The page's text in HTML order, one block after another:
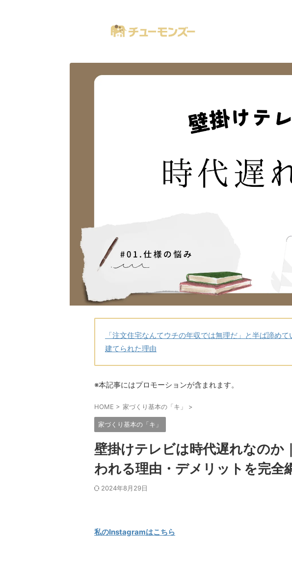
「注文住宅なんてウチの年収では無理だ」と半ば諦め
建てられた理由
※本記事にはプロモーションが含まれます。
HOME > 家づくり基本の「キ」 >
家づくり基本の「キ」
壁掛けテレビは時代遅れなのか
われる理由・デメリットを完全
2024年8月29日
私のInstagramはこちら